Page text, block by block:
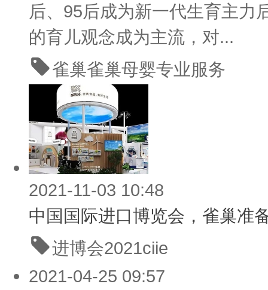
后、95后成为新一代生育主力
的育儿观念成为主流，对...
雀巢雀巢母婴专业服务
2021-11-03 10:48
中国国际进口博览会，雀巢准
进博会2021ciie
2021-04-25 09:57